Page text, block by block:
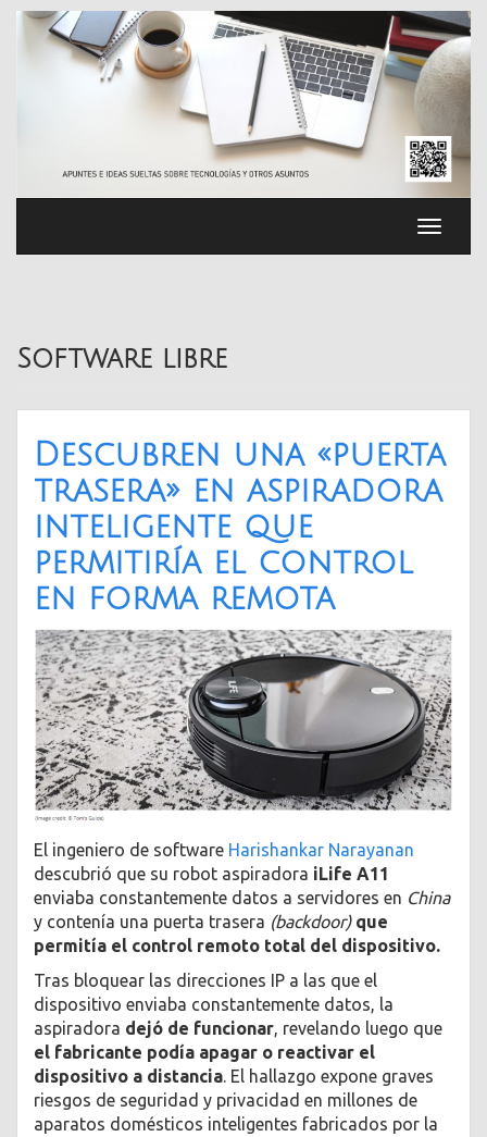
Saltar
contenido
Software libre
Descubren una «puerta
trasera» en aspiradora
inteligente que
permitiría el control
en forma remota
El ingeniero de software Harishankar Narayanan
descubrió que su robot aspiradora iLife A11
enviaba constantemente datos a servidores en China
y contenía una puerta trasera (backdoor) que
permitía el control remoto total del dispositivo.
Tras bloquear las direcciones IP a las que el
dispositivo enviaba constantemente datos, la
aspiradora dejó de funcionar, revelando luego que
el fabricante podía apagar o reactivar el
dispositivo a distancia. El hallazgo expone graves
riesgos de seguridad y privacidad en millones de
aparatos domésticos inteligentes fabricados por la